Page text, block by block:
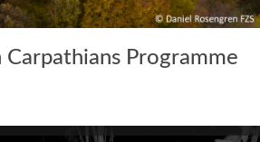
Carpathians Programme